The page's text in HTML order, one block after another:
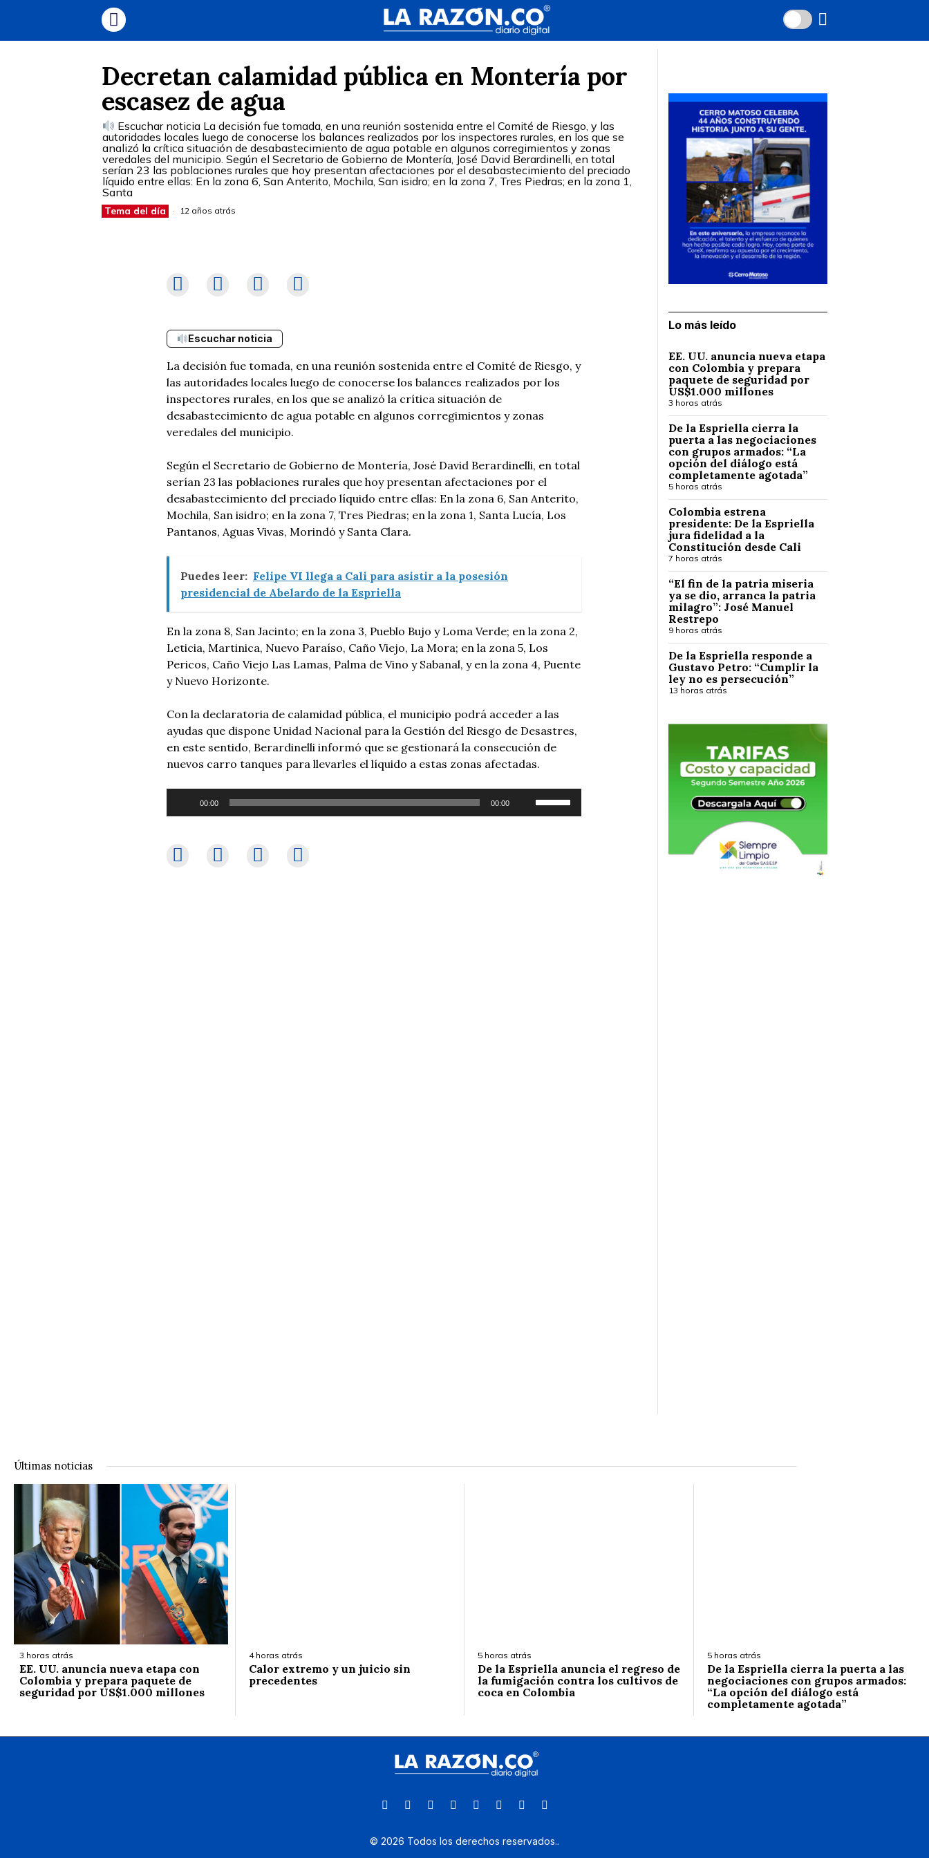
Decretan calamidad pública en Montería por
escasez de agua
Escuchar noticia La decisión fue tomada, en una reunión sostenida entre el Comité de Riesgo, y las
autoridades locales luego de conocerse los balances realizados por los inspectores rurales, en los que se
analizó la crítica situación de desabastecimiento de agua potable en algunos corregimientos y zonas
veredales del municipio. Según el Secretario de Gobierno de Montería, José David Berardinelli, en total
serían 23 las poblaciones rurales que hoy presentan afectaciones por el desabastecimiento del preciado
líquido entre ellas: En la zona 6, San Anterito, Mochila, San isidro; en la zona 7, Tres Piedras; en la zona 1,
Santa
Tema del día 12 años atrás
Escuchar noticia
La decisión fue tomada, en una reunión sostenida entre el Comité de Riesgo, y
las autoridades locales luego de conocerse los balances realizados por los
inspectores rurales, en los que se analizó la crítica situación de
desabastecimiento de agua potable en algunos corregimientos y zonas
veredales del municipio.
Según el Secretario de Gobierno de Montería, José David Berardinelli, en total
serían 23 las poblaciones rurales que hoy presentan afectaciones por el
desabastecimiento del preciado líquido entre ellas: En la zona 6, San Anterito,
Mochila, San isidro; en la zona 7, Tres Piedras; en la zona 1, Santa Lucía, Los
Pantanos, Aguas Vivas, Morindó y Santa Clara.
Puedes leer: Felipe VI llega a Cali para asistir a la posesión
presidencial de Abelardo de la Espriella
En la zona 8, San Jacinto; en la zona 3, Pueblo Bujo y Loma Verde; en la zona 2,
Leticia, Martinica, Nuevo Paraíso, Caño Viejo, La Mora; en la zona 5, Los
Pericos, Caño Viejo Las Lamas, Palma de Vino y Sabanal, y en la zona 4, Puente
y Nuevo Horizonte.
Con la declaratoria de calamidad pública, el municipio podrá acceder a las
ayudas que dispone Unidad Nacional para la Gestión del Riesgo de Desastres,
en este sentido, Berardinelli informó que se gestionará la consecución de
nuevos carro tanques para llevarles el líquido a estas zonas afectadas.
Reproductor
00:00 00:00
Lo más leído
EE. UU. anuncia nueva etapa
con Colombia y prepara
paquete de seguridad por
US$1.000 millones
3 horas atrás
De la Espriella cierra la
puerta a las negociaciones
con grupos armados: “La
opción del diálogo está
completamente agotada”
5 horas atrás
Colombia estrena
presidente: De la Espriella
jura fidelidad a la
Constitución desde Cali
7 horas atrás
“El fin de la patria miseria
ya se dio, arranca la patria
milagro”: José Manuel
Restrepo
9 horas atrás
De la Espriella responde a
Gustavo Petro: “Cumplir la
ley no es persecución”
13 horas atrás
Últimas noticias
3 horas atrás
EE. UU. anuncia nueva etapa con
Colombia y prepara paquete de
seguridad por US$1.000 millones
4 horas atrás
Calor extremo y un juicio sin
precedentes
5 horas atrás
De la Espriella anuncia el regreso de
la fumigación contra los cultivos de
coca en Colombia
5 horas atrás
De la Espriella cierra la puerta a las
negociaciones con grupos armados:
“La opción del diálogo está
completamente agotada”
© 2026 Todos los derechos reservados..